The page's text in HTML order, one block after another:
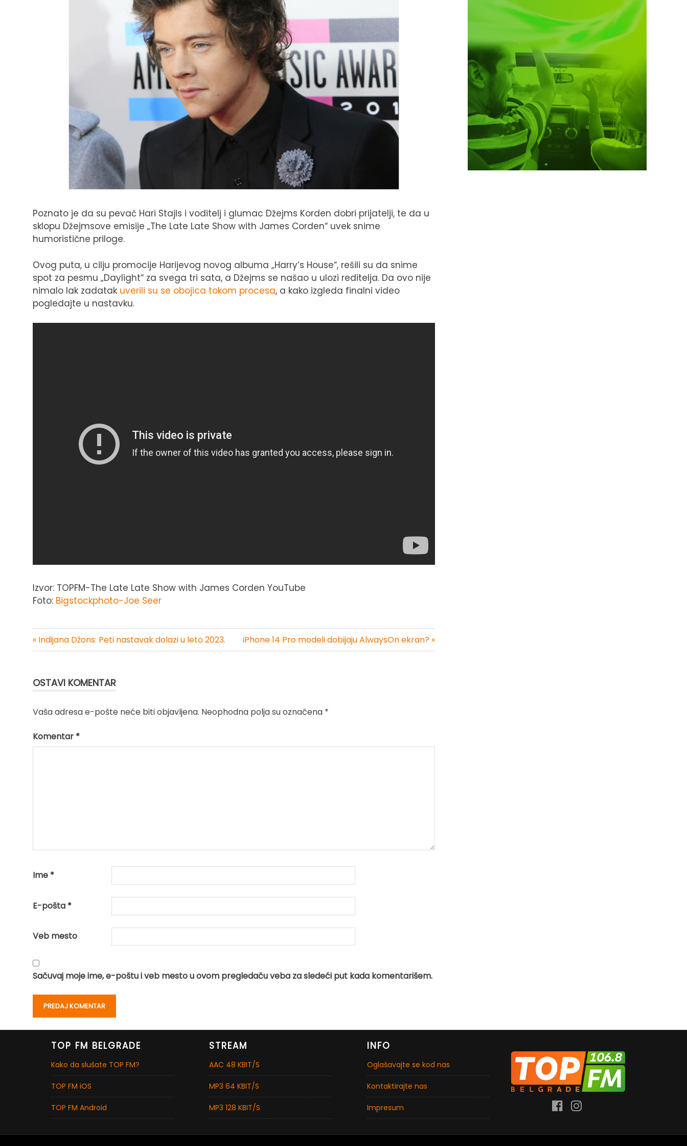
Poznato je da su pevač Hari Stajls i voditelj i glumac Džejms Korden dobri prijatelji, te da u
sklopu Džejmsove emisije „The Late Late Show with James Corden“ uvek snime
humoristične priloge.
Ovog puta, u cilju promocije Harijevog novog albuma „Harry’s House“, rešili su da snime
spot za pesmu „Daylight“ za svega tri sata, a Džejms se našao u ulozi reditelja. Da ovo nije
nimalo lak zadatak uverili su se obojica tokom procesa, a kako izgleda finalni video
pogledajte u nastavku.
Izvor: TOPFM-The Late Late Show with James Corden YouTube
Foto: Bigstockphoto-Joe Seer
Kretanje
« Indijana Džons: Peti nastavak dolazi u leto 2023. iPhone 14 Pro modeli dobijaju AlwaysOn ekran? »
OSTAVI KOMENTAR
Vaša adresa e-pošte neće biti objavljena. Neophodna polja su označena *
Komentar *
Ime *
E-pošta *
Veb mesto
Sačuvaj moje ime, e-poštu i veb mesto u ovom pregledaču veba za sledeći put kada komentarišem.
TOP FM BELGRADE
Kako da slušate TOP FM?
TOP FM iOS
TOP FM Android
STREAM
AAC 48 KBIT/S
MP3 64 KBIT/S
MP3 128 KBIT/S
INFO
Oglašavajte se kod nas
Kontaktirajte nas
Impresum